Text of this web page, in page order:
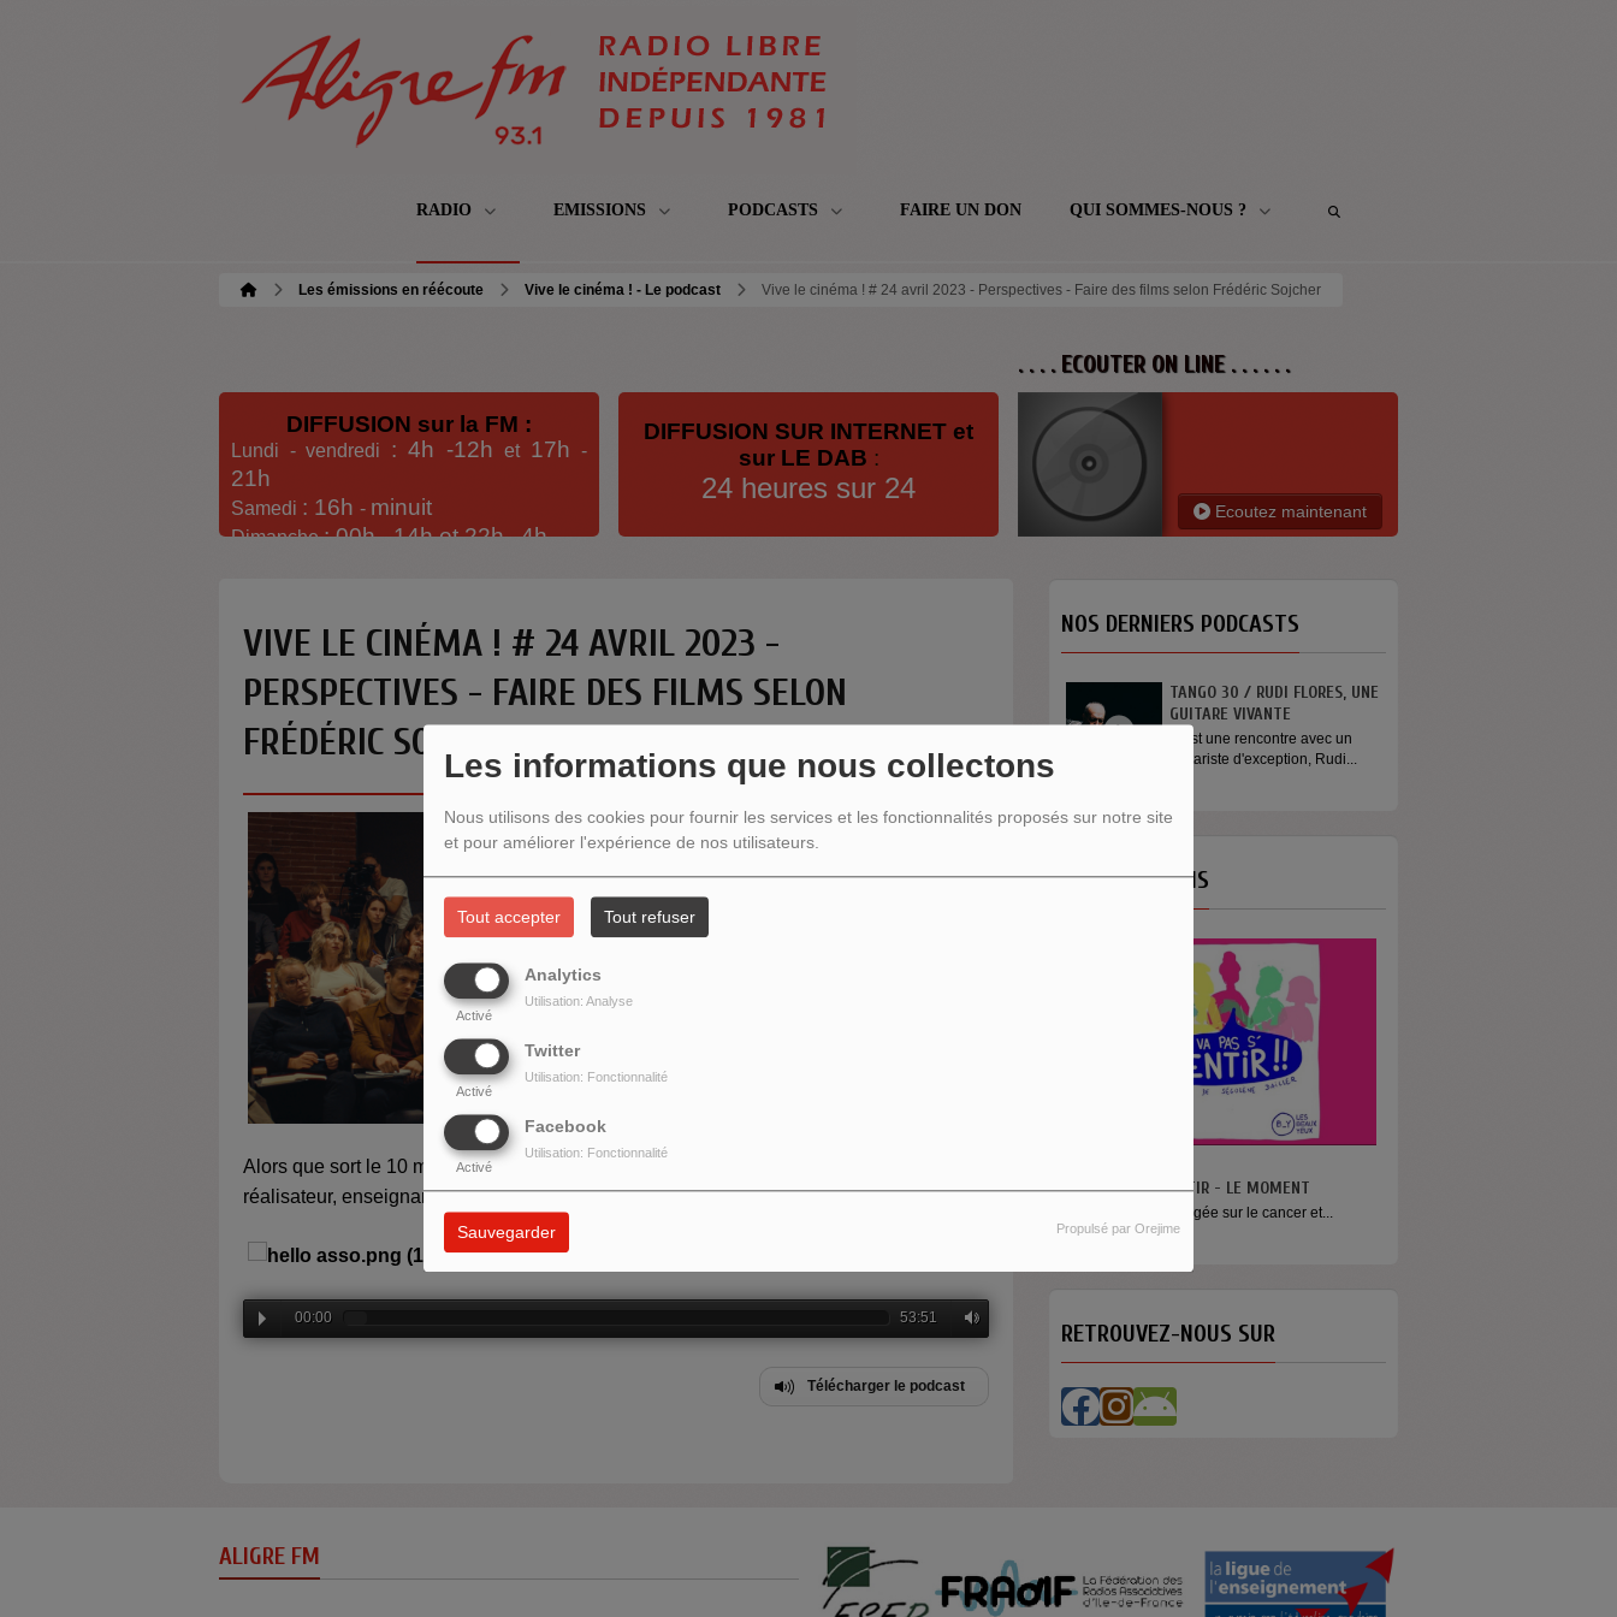
Les informations que nous collectons
Nous utilisons des cookies pour fournir les services et les fonctionnalités proposés sur notre site
et pour améliorer l'expérience de nos utilisateurs.
Tout accepter Tout refuser
Analytics
Activé
Utilisation: Analyse
Twitter
Activé
Utilisation: Fonctionnalité
Facebook
Activé
Utilisation: Fonctionnalité
Sauvegarder Propulsé par Orejime
RADIO EMISSIONS PODCASTS FAIRE UN DON QUI SOMMES-NOUS ?
Les émissions en réécoute Vive le cinéma ! - Le podcast Vive le cinéma ! # 24 avril 2023 - Perspectives - Faire des films selon Frédéric Sojcher
DIFFUSION sur la FM :
Lundi - vendredi : 4h -12h et 17h -
21h
Samedi : 16h - minuit
Dimanche: 00h -14h et 22h-4h
DIFFUSION SUR INTERNET et
sur LE DAB :
24 heures sur 24
. . . . ECOUTER ON LINE . . . . . .
Ecoutez maintenant
VIVE LE CINÉMA ! # 24 AVRIL 2023 -
PERSPECTIVES - FAIRE DES FILMS SELON
FRÉDÉRIC SOJCHER
Alors que sort le 10 mai 2023 son nouveau film,
réalisateur, enseignant et auteur, nous partage ses conseils pour faire du cinéma...
00:00 53:51
Télécharger le podcast
NOS DERNIERS PODCASTS
TANGO 30 / RUDI FLORES, UNE
GUITARE VIVANTE
C'est une rencontre avec un
guitariste d'exception, Rudi...
NOS ÉMISSIONS
ON VA PAS S’MENTIR - LE MOMENT
Une émission engagée sur le cancer et...
RETROUVEZ-NOUS SUR
ALIGRE FM